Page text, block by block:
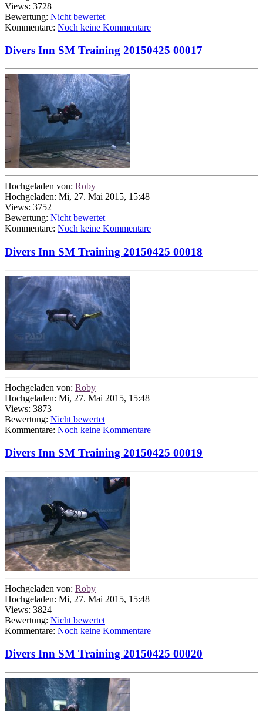
Views: 3728
Bewertung: Nicht bewertet
Kommentare: Noch keine Kommentare
Divers Inn SM Training 20150425 00017
Hochgeladen von: Roby
Hochgeladen: Mi, 27. Mai 2015, 15:48
Views: 3752
Bewertung: Nicht bewertet
Kommentare: Noch keine Kommentare
Divers Inn SM Training 20150425 00018
Hochgeladen von: Roby
Hochgeladen: Mi, 27. Mai 2015, 15:48
Views: 3873
Bewertung: Nicht bewertet
Kommentare: Noch keine Kommentare
Divers Inn SM Training 20150425 00019
Hochgeladen von: Roby
Hochgeladen: Mi, 27. Mai 2015, 15:48
Views: 3824
Bewertung: Nicht bewertet
Kommentare: Noch keine Kommentare
Divers Inn SM Training 20150425 00020